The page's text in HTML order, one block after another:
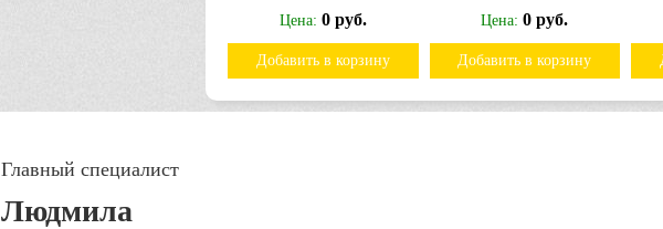
Цена: 0 руб.
Добавить в корзину
Цена:0 руб.
Добавить в корзину
Главный специалист
Людмила